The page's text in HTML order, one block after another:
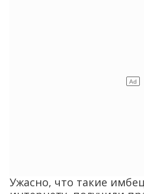
крымский срач, как по